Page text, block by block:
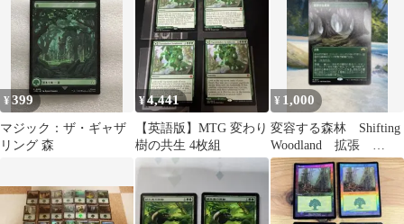
¥399
マジック：ザ・ギャザ
リング 森
¥4,441
【英語版】MTG 変わり
樹の共生 4枚組
¥ 1,000
変容する森林 Shifting
Woodland 拡張
MH3 mtg